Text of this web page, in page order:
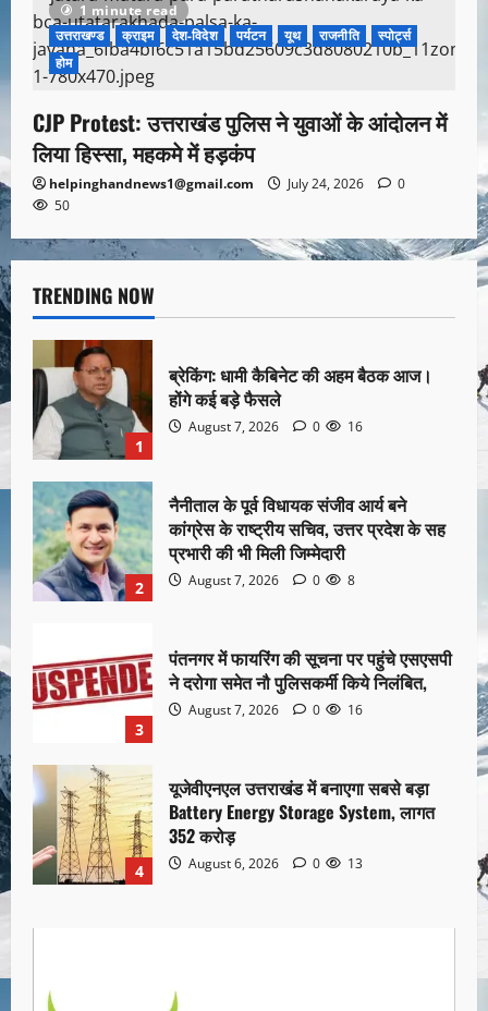
1 minute read
उत्तराखण्ड
क्राइम देश-विदेश पर्यटन यूथ राजनीति
स्पोर्ट्स
होम
CJP Protest: उत्तराखंड पुलिस ने युवाओं के आंदोलन में
लिया हिस्सा, महकमे में हड़कंप
helpinghandnews1@gmail.com July 24, 2026
0
50
TRENDING NOW
1
ब्रेकिंग: धामी कैबिनेट की अहम बैठक आज।
होंगे कई बड़े फैसले
August 7, 2026 0 16
2
नैनीताल के पूर्व विधायक संजीव आर्य बने
कांग्रेस के राष्ट्रीय सचिव, उत्तर प्रदेश के सह
प्रभारी की भी मिली जिम्मेदारी
August 7, 2026 0 8
3
पंतनगर में फायरिंग की सूचना पर पहुंचे एसएसपी
ने दरोगा समेत नौ पुलिसकर्मी किये निलंबित,
August 7, 2026 0 16
4
यूजेवीएनएल उत्तराखंड में बनाएगा सबसे बड़ा
Battery Energy Storage System, लागत
352 करोड़
August 6, 2026 0 13